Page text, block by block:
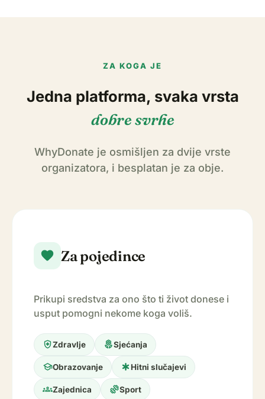
ZA KOGA JE
Jedna platforma, svaka vrsta
dobre svrhe
WhyDonate je osmišljen za dvije vrste
organizatora, i besplatan je za obje.
favorite Za pojedince
Prikupi sredstva za ono što ti život donese i
usput pomogni nekome koga voliš.
health_and_safetyZdravlje local_floristSjećanja
schoolObrazovanje emergency Hitni slučajevi
groupsZajednica exerciseSport